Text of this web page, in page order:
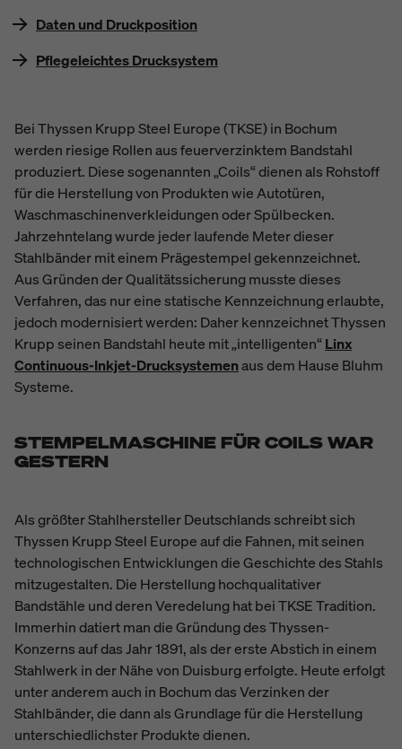
Daten und Druckposition
Pflegeleichtes Drucksystem
Bei Thyssen Krupp Steel Europe (TKSE) in Bochum
werden riesige Rollen aus feuerverzinktem Bandstahl
produziert. Diese sogenannten „Coils“ dienen als Rohstoff
für die Herstellung von Produkten wie Autotüren,
Waschmaschinenverkleidungen oder Spülbecken.
Jahrzehntelang wurde jeder laufende Meter dieser
Stahlbänder mit einem Prägestempel gekennzeichnet.
Aus Gründen der Qualitätssicherung musste dieses
Verfahren, das nur eine statische Kennzeichnung erlaubte,
jedoch modernisiert werden: Daher kennzeichnet Thyssen
Krupp seinen Bandstahl heute mit „intelligenten“Linx
Continuous-Inkjet-Drucksystemenaus dem Hause Bluhm
Systeme.
STEMPELMASCHINE FÜR COILS WAR
GESTERN
Als größter Stahlhersteller Deutschlands schreibt sich
Thyssen Krupp Steel Europe auf die Fahnen, mit seinen
technologischen Entwicklungen die Geschichte des Stahls
mitzugestalten. Die Herstellung hochqualitativer
Bandstähle und deren Veredelung hat bei TKSE Tradition.
Immerhin datiert man die Gründung des Thyssen-
Konzerns auf das Jahr 1891, als der erste Abstich in einem
Stahlwerk in der Nähe von Duisburg erfolgte. Heute erfolgt
unter anderem auch in Bochum das Verzinken der
Stahlbänder, die dann als Grundlage für die Herstellung
unterschiedlichster Produkte dienen.